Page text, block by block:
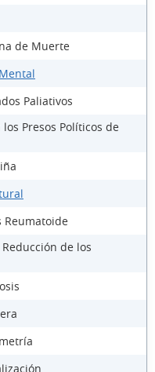
de Muerte
Paliativos
Presos Políticos de
de los